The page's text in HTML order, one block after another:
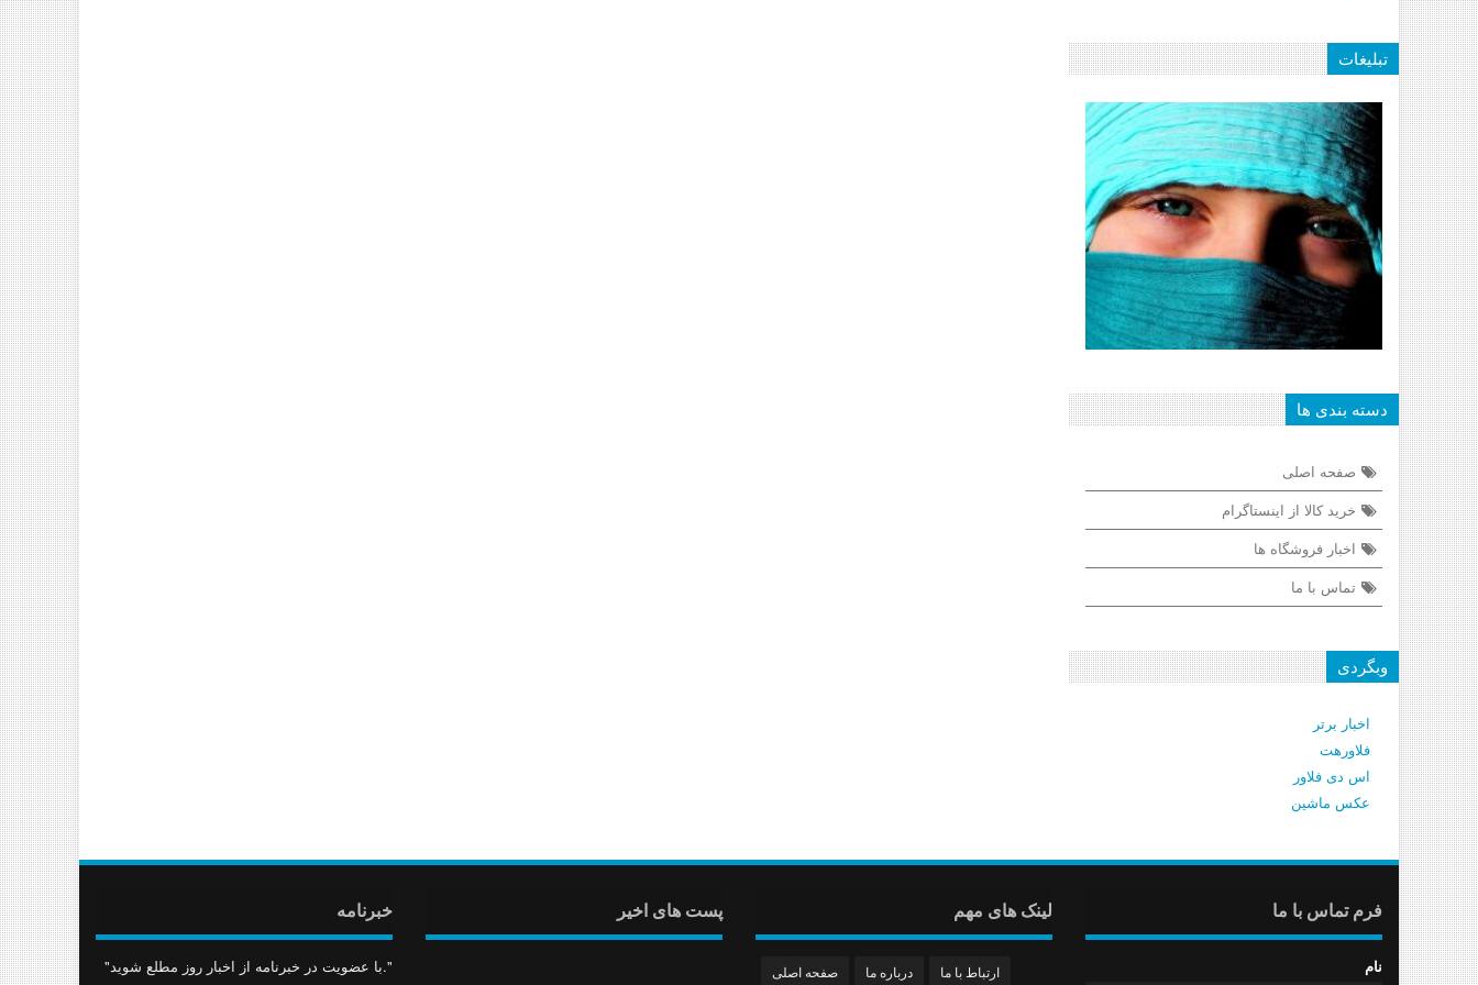
تبلیغات
دسته بندی ها
صفحه اصلی
خرید کالا از اینستاگرام
اخبار فروشگاه ها
تماس با ما
وبگردی
اخبار برتر
فلاورهت
اس دی فلاور
عکس ماشین
خبرنامه
"با عضویت در خبرنامه از اخبار روز مطلع شوید."
پست های اخیر لینک های مهم
صفحه اصلی درباره ما ارتباط با ما
فرم تماس با ما
نام